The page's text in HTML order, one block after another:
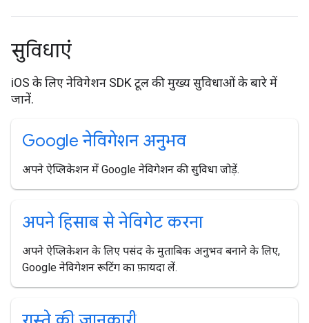
सुविधाएं
iOS के लिए नेविगेशन SDK टूल की मुख्य सुविधाओं के बारे में
जानें.
Google नेविगेशन अनुभव
अपने ऐप्लिकेशन में Google नेविगेशन की सुविधा जोड़ें.
अपने हिसाब से नेविगेट करना
अपने ऐप्लिकेशन के लिए पसंद के मुताबिक अनुभव बनाने के लिए,
Google नेविगेशन रूटिंग का फ़ायदा लें.